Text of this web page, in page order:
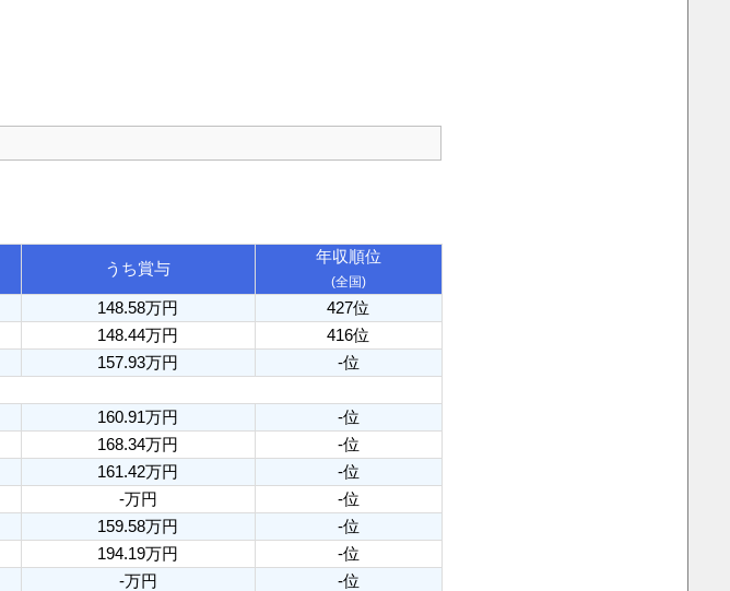
うち賞与
年収順位
(全国)
148.58万円
427位
148.44万円
416位
157.93万円
-位
160.91万円 -位
168.34万円 -位
161.42万円 -位
-万円 -位
159.58万円 -位
194.19万円 -位
-万円 -位